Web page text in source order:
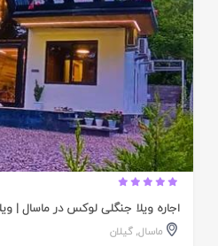
اجاره ویلا جنگلی لوکس در ماسال |
ماسال,گیلان